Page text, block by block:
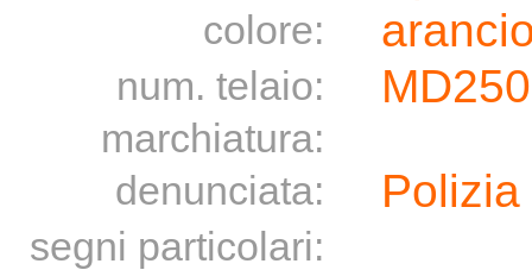
colore:
num. telaio:
marchiatura:
denunciata:
segni particolari: